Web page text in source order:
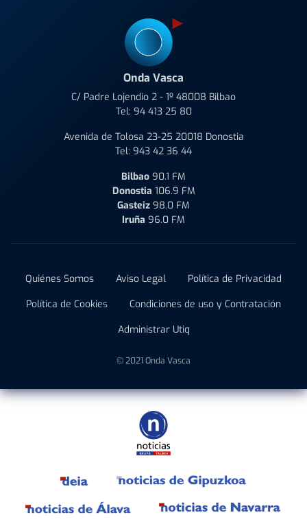
Onda Vasca
C/ Padre Lojendio 2 - 1º 48008 Bilbao
Tel: 94 413 25 80
Avenida de Tolosa 23-25 20018 Donostia
Tel: 943 42 36 44
Bilbao 90.1 FM
Donostia 106.9 FM
Gasteiz 98.0 FM
Iruña 96.0 FM
Quiénes Somos Aviso Legal
Política de Privacidad
Política de Cookies
Condiciones de uso y Contratación
Administrar Utiq
© 2021 Onda Vasca